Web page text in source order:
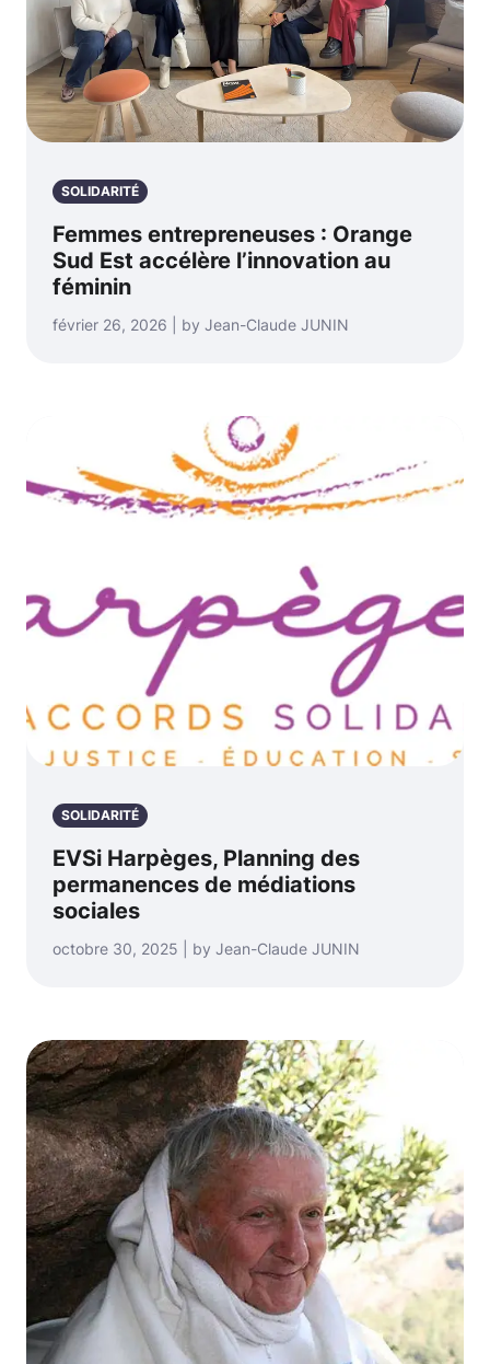
SOLIDARITÉ
Femmes entrepreneuses : Orange
Sud Est accélère l’innovation au
féminin
février 26, 2026 | by Jean-Claude JUNIN
SOLIDARITÉ
EVSi Harpèges, Planning des
permanences de médiations
sociales
octobre 30, 2025 | by Jean-Claude JUNIN